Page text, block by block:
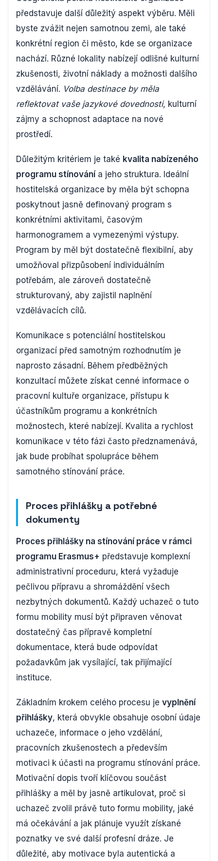
představuje další důležitý aspekt výběru. Měli
byste zvážit nejen samotnou zemi, ale také
konkrétní region či město, kde se organizace
nachází. Různé lokality nabízejí odlišné kulturní
zkušenosti, životní náklady a možnosti dalšího
vzdělávání. Volba destinace by měla
reflektovat vaše jazykové dovednosti, kulturní
zájmy a schopnost adaptace na nové
prostředí.
Důležitým kritériem je také kvalita nabízeného
programu stínování a jeho struktura. Ideální
hostitelská organizace by měla být schopna
poskytnout jasně definovaný program s
konkrétními aktivitami, časovým
harmonogramem a vymezenými výstupy.
Program by měl být dostatečně flexibilní, aby
umožňoval přizpůsobení individuálním
potřebám, ale zároveň dostatečně
strukturovaný, aby zajistil naplnění
vzdělávacích cílů.
Komunikace s potenciální hostitelskou
organizací před samotným rozhodnutím je
naprosto zásadní. Během předběžných
konzultací můžete získat cenné informace o
pracovní kultuře organizace, přístupu k
účastníkům programu a konkrétních
možnostech, které nabízejí. Kvalita a rychlost
komunikace v této fázi často předznamenává,
jak bude probíhat spolupráce během
samotného stínování práce.
Proces přihlášky a potřebné
dokumenty
Proces přihlášky na stínování práce v rámci
programu Erasmus+ představuje komplexní
administrativní proceduru, která vyžaduje
pečlivou přípravu a shromáždění všech
nezbytných dokumentů. Každý uchazeč o tuto
formu mobility musí být připraven věnovat
dostatečný čas přípravě kompletní
dokumentace, která bude odpovídat
požadavkům jak vysílající, tak přijímající
instituce.
Základním krokem celého procesu je vyplnění
přihlášky, která obvykle obsahuje osobní údaje
uchazeče, informace o jeho vzdělání,
pracovních zkušenostech a především
motivaci k účasti na programu stínování práce.
Motivační dopis tvoří klíčovou součást
přihlášky a měl by jasně artikulovat, proč si
uchazeč zvolil právě tuto formu mobility, jaké
má očekávání a jak plánuje využít získané
poznatky ve své další profesní dráze. Je
důležité, aby motivace byla autentická a